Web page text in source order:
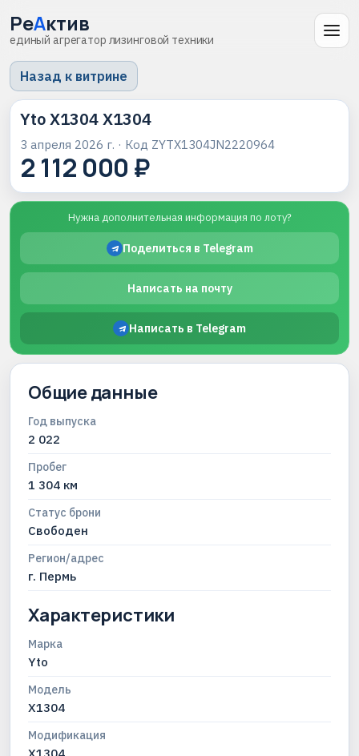
РеАктив
единый агрегатор лизинговой техники
Назад к витрине
Yto X1304 X1304
3 апреля 2026 г. · Код ZYTX1304JN2220964
2 112 000 ₽
Нужна дополнительная информация по лоту?
Поделиться в Telegram
Написать на почту
Написать в Telegram
Общие данные
Год выпуска
2 022
Пробег
1 304 км
Статус брони
Свободен
Регион/адрес
г. Пермь
Характеристики
Марка
Yto
Модель
X1304
Модификация